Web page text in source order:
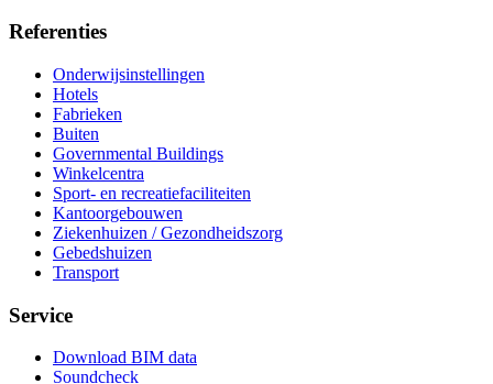
Referenties
Onderwijsinstellingen
Hotels
Fabrieken
Buiten
Governmental Buildings
Winkelcentra
Sport- en recreatiefaciliteiten
Kantoorgebouwen
Ziekenhuizen / Gezondheidszorg
Gebedshuizen
Transport
Service
Download BIM data
Soundcheck